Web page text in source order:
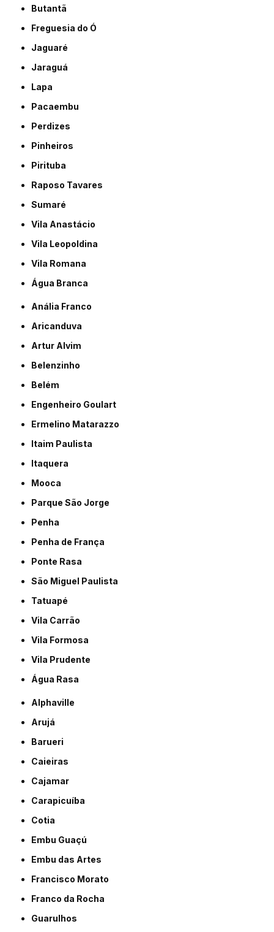
Butantã
Freguesia do Ó
Jaguaré
Jaraguá
Lapa
Pacaembu
Perdizes
Pinheiros
Pirituba
Raposo Tavares
Sumaré
Vila Anastácio
Vila Leopoldina
Vila Romana
Água Branca
Anália Franco
Aricanduva
Artur Alvim
Belenzinho
Belém
Engenheiro Goulart
Ermelino Matarazzo
Itaim Paulista
Itaquera
Mooca
Parque São Jorge
Penha
Penha de França
Ponte Rasa
São Miguel Paulista
Tatuapé
Vila Carrão
Vila Formosa
Vila Prudente
Água Rasa
Alphaville
Arujá
Barueri
Caieiras
Cajamar
Carapicuíba
Cotia
Embu Guaçú
Embu das Artes
Francisco Morato
Franco da Rocha
Guarulhos